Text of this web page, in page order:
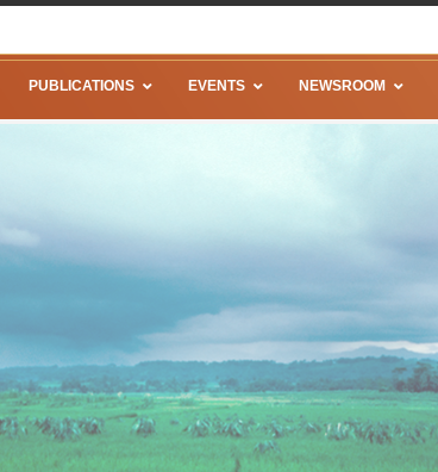
PUBLICATIONS EVENTS NEWSROOM